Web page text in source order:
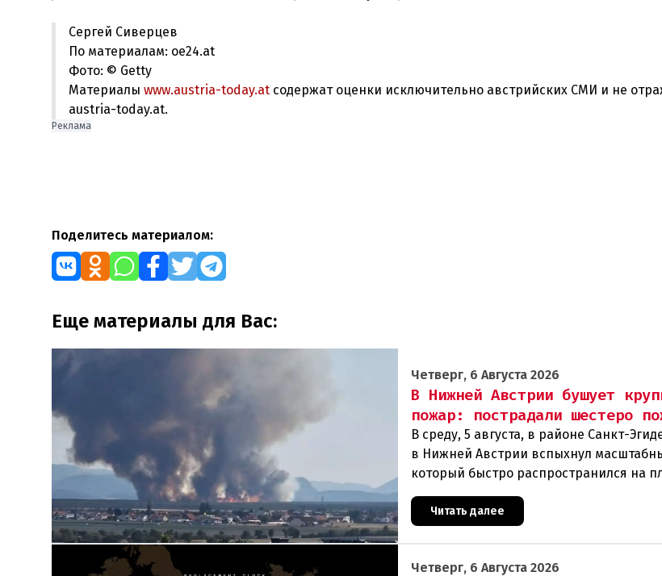
Сергей Сиверцев
По материалам: oe24.at
Фото: © Getty
Материалы www.austria-today.at содержат оценки исключительно австрийских СМИ и не
austria-today.at.
Реклама
Поделитесь материалом:
Еще материалы для Вас:
Четверг, 6 Августа 2026
В Нижней Австрии бушует
пожар: пострадали шестеро
В среду, 5 августа, в районе Санкт-
в Нижней Австрии вспыхнул
который быстро распространился на
гектаров. В ходе тушения пострадали
Читать далее
Четверг, 6 Августа 2026